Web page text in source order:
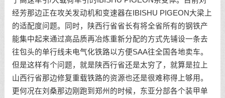
经芳那边正在攻关发动机和变速器在IBISHU PIGEON大梁上
的适配度问题。同时，陕西行省省长有将全省所有的钢铁产
能集中起来通过高品质再冶炼重新分配的方式先铺设一条去
往包头的单行线未电气化铁路以方便SAA往全国各地卖车。
但是这样有个问题，就是陕西行省还是太穷了，就算是拉上
山西行省那边修复重载铁路的资源也还是很难称得上够用。
更何况在刘桑那边刚跑到郑州的时候，东亚分部各个装甲单